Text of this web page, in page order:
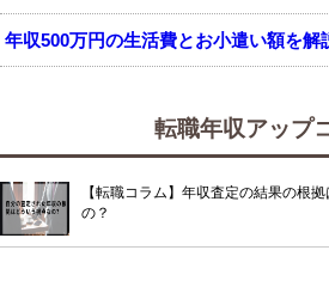
年収500万円の生活費とお小遣い額を解
転職年収アップ
【転職コラム】年収査定の結果の根
の？